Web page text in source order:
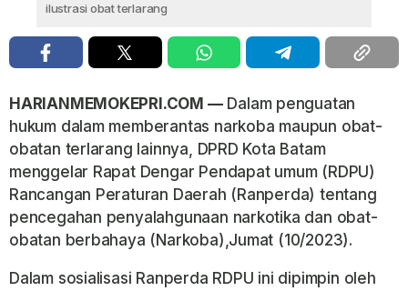
ilustrasi obat terlarang
HARIANMEMOKEPRI.COM —Dalam penguatan
hukum dalam memberantas narkoba maupun obat-
obatan terlarang lainnya, DPRD Kota Batam
menggelar Rapat Dengar Pendapat umum (RDPU)
Rancangan Peraturan Daerah (Ranperda) tentang
pencegahan penyalahgunaan narkotika dan obat-
obatan berbahaya (Narkoba),Jumat (10/2023).
Dalam sosialisasi Ranperda RDPU ini dipimpin oleh